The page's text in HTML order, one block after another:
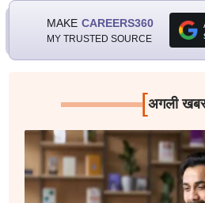
MAKE CAREERS360
MY TRUSTED SOURCE
[अगली